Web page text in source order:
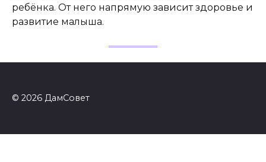
ребёнка. От него напрямую зависит здоровье и
развитие малыша.
© 2026 ДамСовет